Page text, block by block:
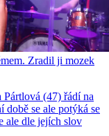
Zradil ji mozek
Pártlová (47) řádí na
se ale potýká se
ale dle jejích slov